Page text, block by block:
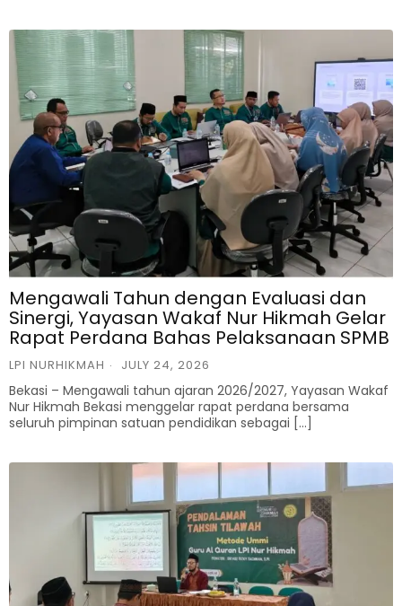
Mengawali Tahun dengan Evaluasi dan
Sinergi, Yayasan Wakaf Nur Hikmah Gelar
Rapat Perdana Bahas Pelaksanaan SPMB
LPI NURHIKMAH JULY 24, 2026
Bekasi – Mengawali tahun ajaran 2026/2027, Yayasan Wakaf
Nur Hikmah Bekasi menggelar rapat perdana bersama
seluruh pimpinan satuan pendidikan sebagai […]